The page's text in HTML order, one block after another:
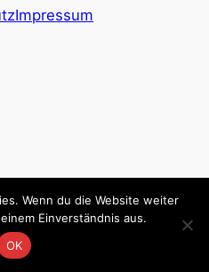
Impressum
Wenn du die Website weiter
Einverständnis aus.
OK